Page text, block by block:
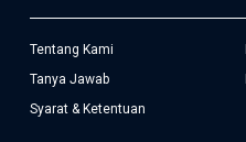
Tentang Kami
Tanya Jawab
Syarat & Ketentuan